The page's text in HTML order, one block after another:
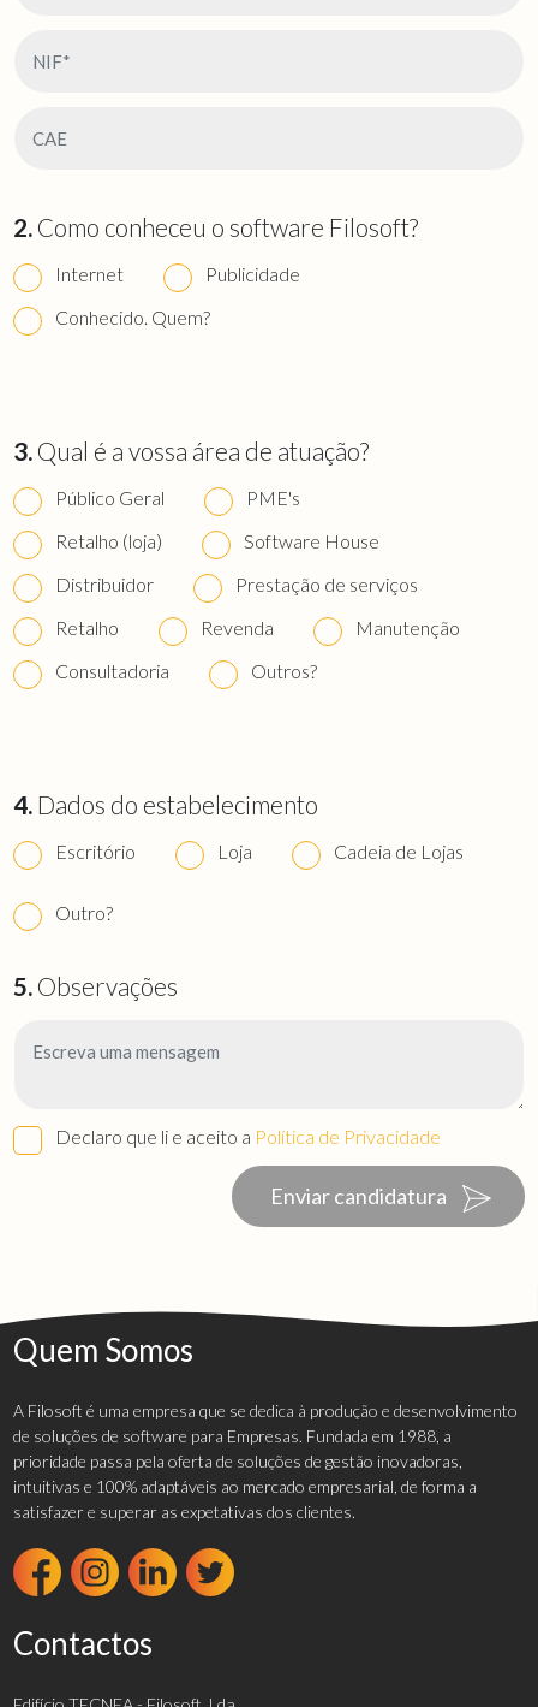
2. Como conheceu o software Filosoft?
Internet
Publicidade
Conhecido. Quem?
3. Qual é a vossa área de atuação?
Público Geral
PME's
Retalho (loja)
Software House
Distribuidor
Prestação de serviços
Retalho
Revenda
Manutenção
Consultadoria
Outros?
4. Dados do estabelecimento
Escritório Loja Cadeia de Lojas
Outro?
5. Observações
Declaro que li e aceito a Política de Privacidade
Enviar candidatura
Quem Somos
A Filosoft é uma empresa que se dedica à produção e desenvolvimento
de soluções de software para Empresas. Fundada em 1988, a
prioridade passa pela oferta de soluções de gestão inovadoras,
intuitivas e 100% adaptáveis ao mercado empresarial, de forma a
satisfazer e superar as expetativas dos clientes.
Contactos